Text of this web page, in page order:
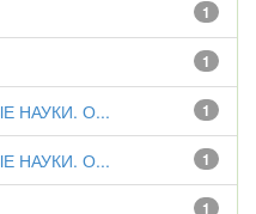
1
1
1
НАУКИ. О...
1
НАУКИ. О...
1